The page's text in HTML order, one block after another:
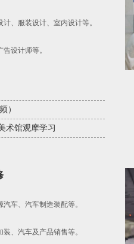
、服装设计、室内设计等。
设计师等。
）
术馆观摩学习
车、汽车制造装配等。
、汽车及产品销售等。